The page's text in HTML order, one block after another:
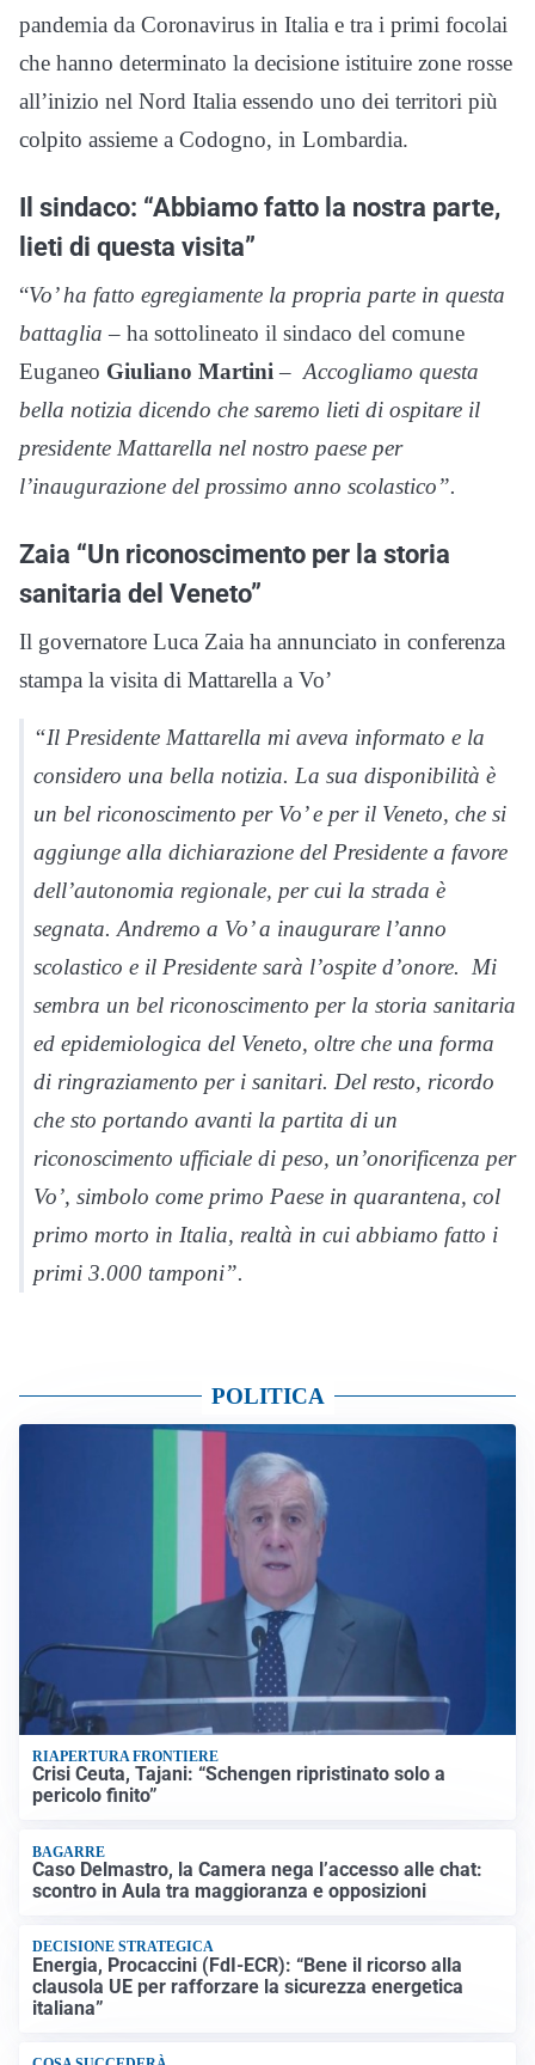
pandemia da Coronavirus in Italia e tra i primi focolai
che hanno determinato la decisione istituire zone rosse
all’inizio nel Nord Italia essendo uno dei territori più
colpito assieme a Codogno, in Lombardia.
Il sindaco: “Abbiamo fatto la nostra parte,
lieti di questa visita”
“Vo’ ha fatto egregiamente la propria parte in questa
battaglia – ha sottolineato il sindaco del comune
Euganeo Giuliano Martini – Accogliamo questa
bella notizia dicendo che saremo lieti di ospitare il
presidente Mattarella nel nostro paese per
l’inaugurazione del prossimo anno scolastico”.
Zaia “Un riconoscimento per la storia
sanitaria del Veneto”
Il governatore Luca Zaia ha annunciato in conferenza
stampa la visita di Mattarella a Vo’
“Il Presidente Mattarella mi aveva informato e la
considero una bella notizia. La sua disponibilità è
un bel riconoscimento per Vo’ e per il Veneto, che si
aggiunge alla dichiarazione del Presidente a favore
dell’autonomia regionale, per cui la strada è
segnata. Andremo a Vo’ a inaugurare l’anno
scolastico e il Presidente sarà l’ospite d’onore. Mi
sembra un bel riconoscimento per la storia sanitaria
ed epidemiologica del Veneto, oltre che una forma
di ringraziamento per i sanitari. Del resto, ricordo
che sto portando avanti la partita di un
riconoscimento ufficiale di peso, un’onorificenza per
Vo’, simbolo come primo Paese in quarantena, col
primo morto in Italia, realtà in cui abbiamo fatto i
primi 3.000 tamponi”.
POLITICA
RIAPERTURA FRONTIERE
Crisi Ceuta, Tajani: “Schengen ripristinato solo a
pericolo finito”
BAGARRE
Caso Delmastro, la Camera nega l’accesso alle chat:
scontro in Aula tra maggioranza e opposizioni
DECISIONE STRATEGICA
Energia, Procaccini (FdI-ECR): “Bene il ricorso alla
clausola UE per rafforzare la sicurezza energetica
italiana”